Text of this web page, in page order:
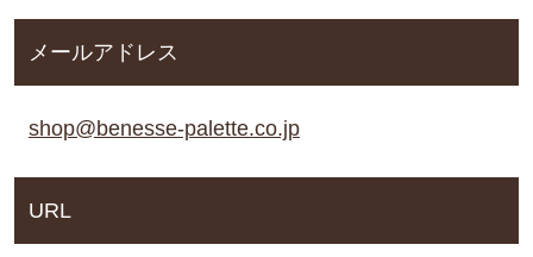
メールアドレス
shop@benesse-palette.co.jp
URL